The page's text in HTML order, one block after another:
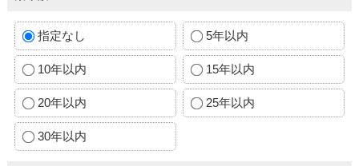
指定なし 5年以内
10年以内 15年以内
20年以内 25年以内
30年以内